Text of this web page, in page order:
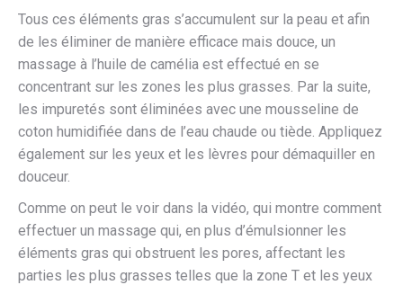
Tous ces éléments gras s’accumulent sur la peau et afin
de les éliminer de manière efficace mais douce, un
massage à l’huile de camélia est effectué en se
concentrant sur les zones les plus grasses. Par la suite,
les impuretés sont éliminées avec une mousseline de
coton humidifiée dans de l’eau chaude ou tiède. Appliquez
également sur les yeux et les lèvres pour démaquiller en
douceur.
Comme on peut le voir dans la vidéo, qui montre comment
effectuer un massage qui, en plus d’émulsionner les
éléments gras qui obstruent les pores, affectant les
parties les plus grasses telles que la zone T et les yeux